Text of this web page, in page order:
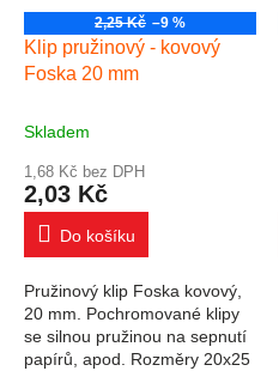
2,25 Kč –9 %
Klip pružinový - kovový
Foska 20 mm
Skladem
1,68 Kč bez DPH
2,03 Kč
Do košíku
Pružinový klip Foska kovový,
20 mm. Pochromované klipy
se silnou pružinou na sepnutí
papírů, apod. Rozměry 20x25